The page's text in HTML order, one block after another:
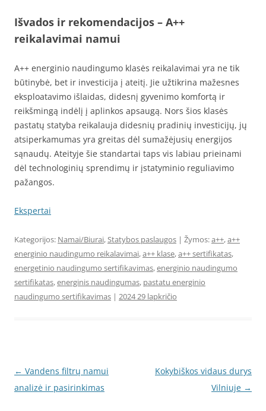
Išvados ir rekomendacijos – A++
reikalavimai namui
A++ energinio naudingumo klasės reikalavimai yra ne tik
būtinybė, bet ir investicija į ateitį. Jie užtikrina mažesnes
eksploatavimo išlaidas, didesnį gyvenimo komfortą ir
reikšmingą indėlį į aplinkos apsaugą. Nors šios klasės
pastatų statyba reikalauja didesnių pradinių investicijų, jų
atsiperkamumas yra greitas dėl sumažėjusių energijos
sąnaudų. Ateityje šie standartai taps vis labiau prieinami
dėl technologinių sprendimų ir įstatyminio reguliavimo
pažangos.
Ekspertai
Kategorijos: Namai/Biurai,Statybos paslaugos | Žymos:a++,a++
energinio naudingumo reikalavimai,a++ klase,a++ sertifikatas,
energetinio naudingumo sertifikavimas,energinio naudingumo
sertifikatas,energinis naudingumas, pastatu energinio
naudingumo sertifikavimas | 2024 29 lapkričio
Įrašo
navigacija
← Vandens filtrų namui
analizė ir pasirinkimas
Kokybiškos vidaus durys
Vilniuje →